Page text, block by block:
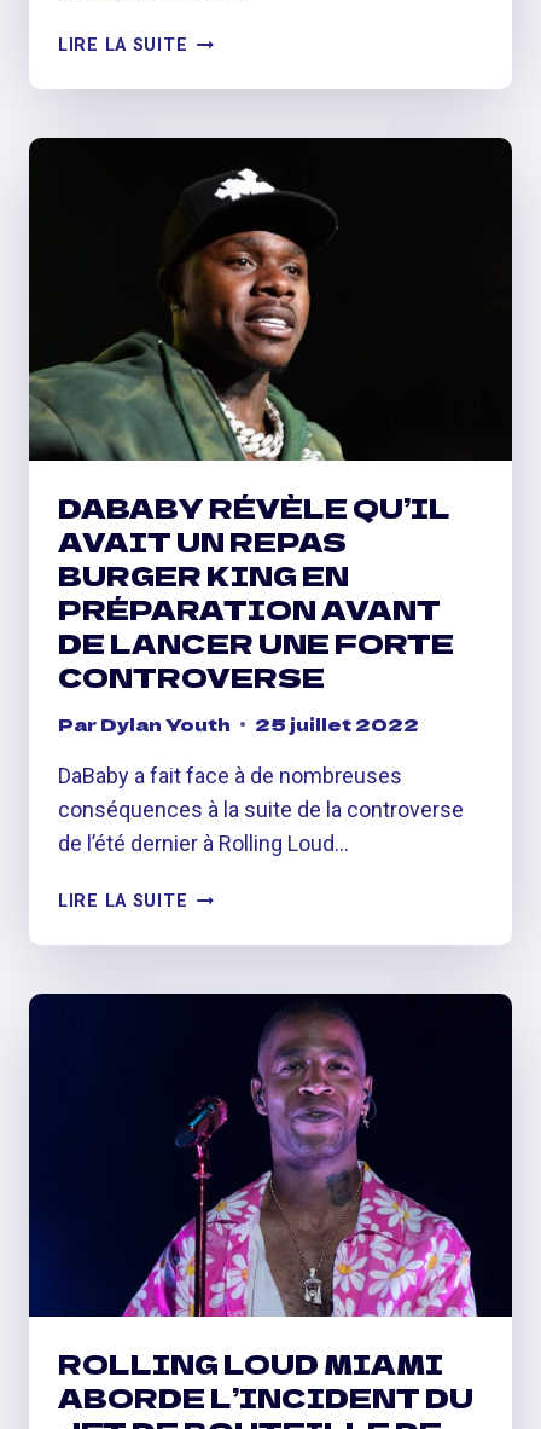
LIRE LA SUITE WIZ
EXPLIQUE
PRÉFÈRE
BIGGIE
2PAC
DABABY RÉVÈLE QU’IL
AVAIT UN REPAS
BURGER KING EN
PRÉPARATION AVANT
DE LANCER UNE FORTE
CONTROVERSE
ParDylan Youth 25 juillet 2022
DaBaby a fait face à de nombreuses
conséquences à la suite de la controverse
de l’été dernier à Rolling Loud…
LIRE LA SUITE DABABY
QU’IL
BURGER
EN
PRÉPARATION
AVANT
DE
LANCER
UNE
FORTE
CONTROVERSE
ROLLING LOUD MIAMI
ABORDE L’INCIDENT DU